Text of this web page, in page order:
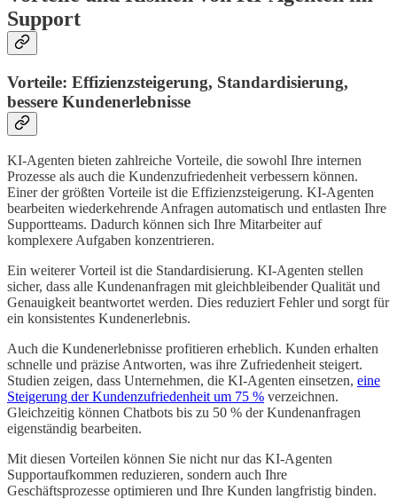
Support
Vorteile: Effizienzsteigerung, Standardisierung,
bessere Kundenerlebnisse
KI-Agenten bieten zahlreiche Vorteile, die sowohl Ihre internen
Prozesse als auch die Kundenzufriedenheit verbessern können.
Einer der größten Vorteile ist die Effizienzsteigerung. KI-Agenten
bearbeiten wiederkehrende Anfragen automatisch und entlasten Ihre
Supportteams. Dadurch können sich Ihre Mitarbeiter auf
komplexere Aufgaben konzentrieren.
Ein weiterer Vorteil ist die Standardisierung. KI-Agenten stellen
sicher, dass alle Kundenanfragen mit gleichbleibender Qualität und
Genauigkeit beantwortet werden. Dies reduziert Fehler und sorgt für
ein konsistentes Kundenerlebnis.
Auch die Kundenerlebnisse profitieren erheblich. Kunden erhalten
schnelle und präzise Antworten, was ihre Zufriedenheit steigert.
Studien zeigen, dass Unternehmen, die KI-Agenten einsetzen, eine
Steigerung der Kundenzufriedenheit um 75 % verzeichnen.
Gleichzeitig können Chatbots bis zu 50 % der Kundenanfragen
eigenständig bearbeiten.
Mit diesen Vorteilen können Sie nicht nur das KI-Agenten
Supportaufkommen reduzieren, sondern auch Ihre
Geschäftsprozesse optimieren und Ihre Kunden langfristig binden.